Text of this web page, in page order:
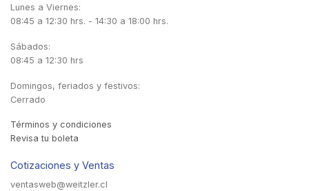
Lunes a Viernes:
08:45 a 12:30 hrs. - 14:30 a 18:00 hrs.
Sábados:
08:45 a 12:30 hrs
Domingos, feriados y festivos:
Cerrado
Términos y condiciones
Revisa tu boleta
Cotizaciones y Ventas
ventasweb@weitzler.cl